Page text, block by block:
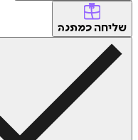
שליחה כמתנה